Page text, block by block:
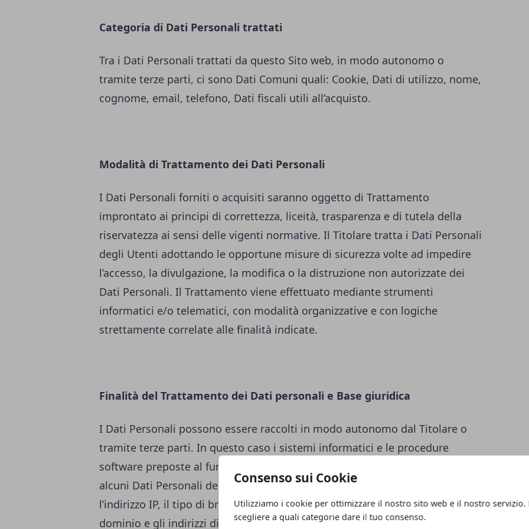
Consenso sui Cookie
Utilizziamo i cookie per ottimizzare il nostro sito web e il nostro servizio.
scegliere a quali categorie dare il tuo consenso.
Categoria di Dati Personali trattati
Tra i Dati Personali trattati da questo Sito web, in modo autonomo o
tramite terze parti, ci sono Dati Comuni quali: Cookie, Dati di utilizzo, nome,
cognome, email, telefono, Dati fiscali utili all’acquisto.
Modalità di Trattamento dei Dati Personali
I Dati Personali forniti o acquisiti saranno oggetto di Trattamento
improntato ai principi di correttezza, liceità, trasparenza e di tutela della
riservatezza ai sensi delle vigenti normative. Il Titolare tratta i Dati Personali
degli Utenti adottando le opportune misure di sicurezza volte ad impedire
l’accesso, la divulgazione, la modifica o la distruzione non autorizzate dei
Dati Personali. Il Trattamento viene effettuato mediante strumenti
informatici e/o telematici, con modalità organizzative e con logiche
strettamente correlate alle finalità indicate.
Finalità del Trattamento dei Dati personali e Base giuridica
I Dati Personali possono essere raccolti in modo autonomo dal Titolare o
tramite terze parti. In questo caso i sistemi informatici e le procedure
software preposte al funzionamento del presente Sito web acquisiscono
alcuni Dati Personali degli Utenti, di carattere tecnico-informatico (ad es.
l’indirizzo IP, il tipo di browser utilizzato, il sistema operativo, il nome di
dominio e gli indirizzi di siti web dai quali è stato effettuato l’accesso o